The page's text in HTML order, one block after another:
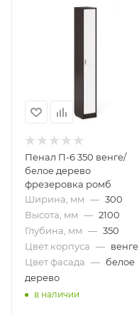
Пенал П-6 350 венге/
белое дерево
фрезеровка ромб
Ширина, мм — 300
Высота, мм — 2100
Глубина, мм — 350
Цвет корпуса — венге
Цвет фасада — белое
дерево
в наличии